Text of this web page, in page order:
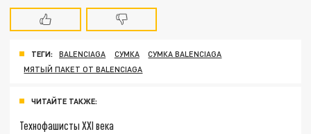
ТЕГИ: BALENCIAGA СУМКА
СУМКА BALENCIAGA
МЯТЫЙ ПАКЕТ ОТ BALENCIAGA
ЧИТАЙТЕ ТАКЖЕ:
Технофашисты XXI века